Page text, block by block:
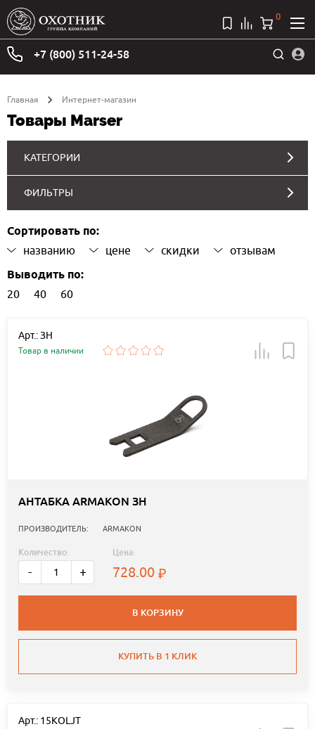
+7 (800) 511-24-58
0
Главная Интернет-магазин
Товары Marser
КАТЕГОРИИ
ФИЛЬТРЫ
Сортировать по:
названию цене скидки отзывам
Выводить по:
20 40 60
Арт.: ЗН
Товар в наличии
АНТАБКА ARMAKON ЗН
ПРОИЗВОДИТЕЛЬ: ARMAKON
Количество:
- +
Цена:
728.00
В КОРЗИНУ
КУПИТЬ В 1 КЛИК
Арт.: 15KOLJT